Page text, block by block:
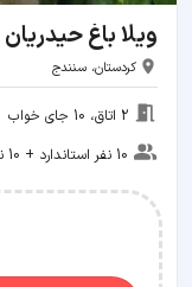
ویلا باغ
کردستان، سنندج
2 اتاق، 10 جای خواب
10 نفر استاندارد + 10 نفر اضافه